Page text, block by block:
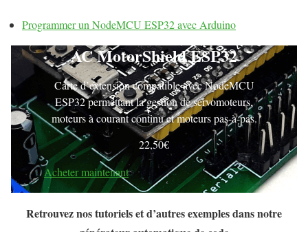
Programmer un NodeMCU ESP32 avec Arduino
AC MotorShield ESP32
Carte d’extension compatible avec NodeMCU
ESP32 permettant la gestion de servomoteurs,
moteurs à courant continu et moteurs pas-à-pas.
22,50€
Acheter maintenant
Retrouvez nos tutoriels et d’autres exemples dans notre